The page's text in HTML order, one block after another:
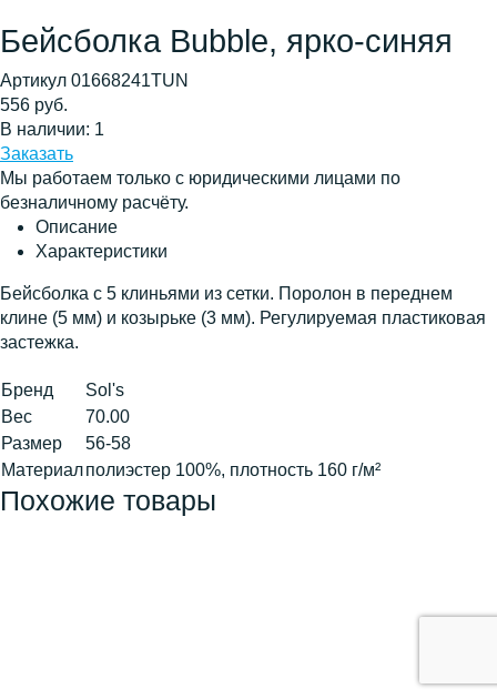
Бейсболка Bubble, ярко-синяя
Артикул 01668241TUN
556 руб.
В наличии: 1
Заказать
Мы работаем только с юридическими лицами по
безналичному расчёту.
Описание
Характеристики
Бейсболка с 5 клиньями из сетки. Поролон в переднем
клине (5 мм) и козырьке (3 мм). Регулируемая пластиковая
застежка.
Бренд
Sol's
Вес
70.00
Размер
56-58
Материалполиэстер 100%, плотность 160 г/м²
Похожие товары